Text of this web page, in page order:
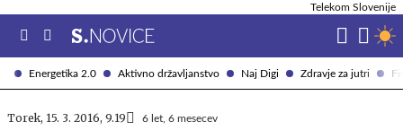
Energetika 2.0 Aktivno državljanstvo Naj Digi Zdravje za jutri
Telekom Slovenije
Torek, 15. 3. 2016, 9.19 6 let, 6 mesecev